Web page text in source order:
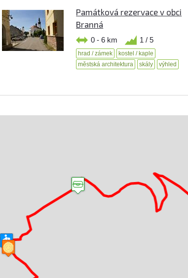
Památková rezervace v obci
Branná
0 - 6 km 1 / 5
hrad / zámek
kostel / kaple
městská architektura
skály výhled